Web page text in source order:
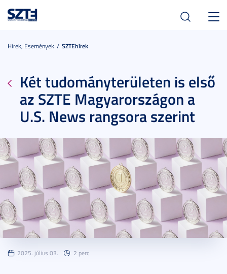
Hírek, Események SZTEhírek
Két tudományterületen is első
az SZTE Magyarországon a
U.S. News rangsora szerint
2025. július 03. 2 perc